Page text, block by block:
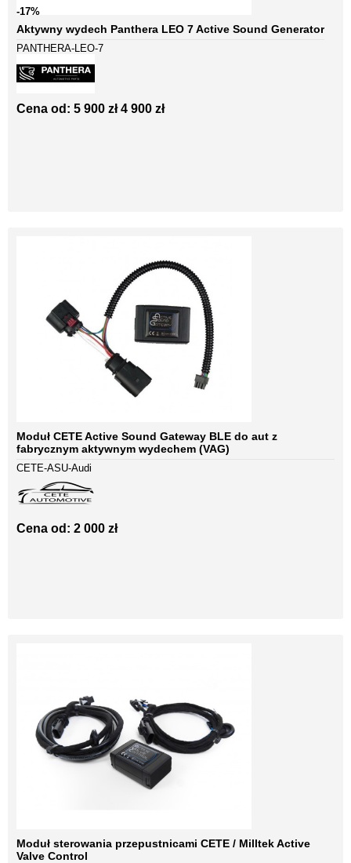
-17%
Aktywny wydech Panthera LEO 7 Active Sound Generator
PANTHERA-LEO-7
Cena od: 5 900 zł 4 900 zł
Moduł CETE Active Sound Gateway BLE do aut z
fabrycznym aktywnym wydechem (VAG)
CETE-ASU-Audi
Cena od: 2 000 zł
Moduł sterowania przepustnicami CETE / Milltek Active
Valve Control